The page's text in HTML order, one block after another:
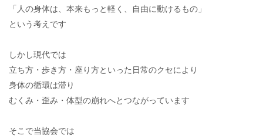
「人の身体は、本来もっと軽く、自由に動けるもの」
という考えです
しかし現代では
立ち方・歩き方・座り方といった日常のクセにより
身体の循環は滞り
むくみ・歪み・体型の崩れへとつながっています
そこで当協会では